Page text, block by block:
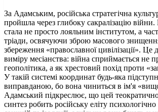
За Адамським, російська стратегічна
пройшла через глибоку сакралізацію війни.
стала не просто лояльним інститутом, а
тріади, освячуючи зброю масового
збереження «православної цивілізації». Це
виміру месіанства: війна сприймається не
геополітика, а як хрестовий похід проти
У такій системі координат будь-яка
виправданою, бо вона чиниться в ім'я
Адамський підкреслює, що цей
синтез робить російську еліту